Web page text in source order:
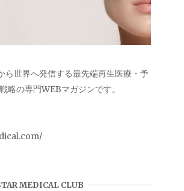
ら世界へ発信する最先端再生医療・予
略の専門WEBマガジンです。
MEDICAL CLUB